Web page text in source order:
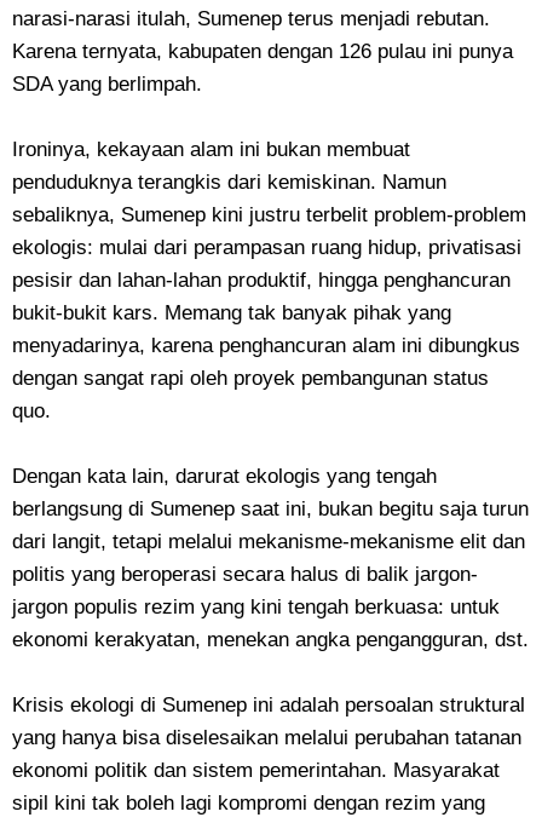
narasi-narasi itulah, Sumenep terus menjadi rebutan.
Karena ternyata, kabupaten dengan 126 pulau ini punya
SDA yang berlimpah.
Ironinya, kekayaan alam ini bukan membuat
penduduknya terangkis dari kemiskinan. Namun
sebaliknya, Sumenep kini justru terbelit problem-problem
ekologis: mulai dari perampasan ruang hidup, privatisasi
pesisir dan lahan-lahan produktif, hingga penghancuran
bukit-bukit kars. Memang tak banyak pihak yang
menyadarinya, karena penghancuran alam ini dibungkus
dengan sangat rapi oleh proyek pembangunan status
quo.
Dengan kata lain, darurat ekologis yang tengah
berlangsung di Sumenep saat ini, bukan begitu saja turun
dari langit, tetapi melalui mekanisme-mekanisme elit dan
politis yang beroperasi secara halus di balik jargon-
jargon populis rezim yang kini tengah berkuasa: untuk
ekonomi kerakyatan, menekan angka pengangguran, dst.
Krisis ekologi di Sumenep ini adalah persoalan struktural
yang hanya bisa diselesaikan melalui perubahan tatanan
ekonomi politik dan sistem pemerintahan. Masyarakat
sipil kini tak boleh lagi kompromi dengan rezim yang